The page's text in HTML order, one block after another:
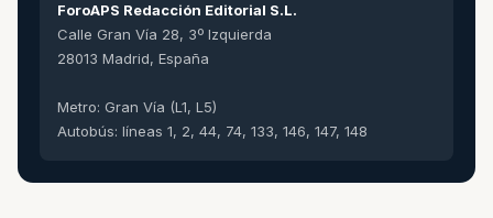
ForoAPS Redacción Editorial S.L.
Calle Gran Vía 28, 3º Izquierda
28013 Madrid, España
Metro: Gran Vía (L1, L5)
Autobús: líneas 1, 2, 44, 74, 133, 146, 147, 148